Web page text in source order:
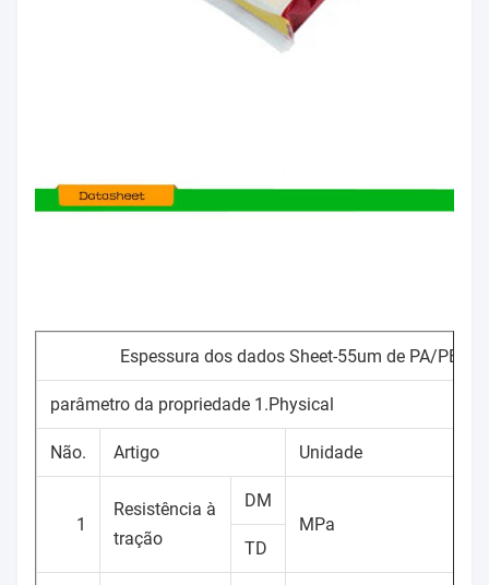
Espessura dos dados Sheet-55um de PA/PE
parâmetro da propriedade 1.Physical
Não. Artigo Unidade
1
Resistência à
tração
DM
MPa
TD